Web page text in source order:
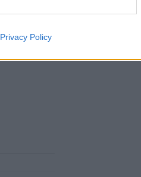
Privacy Policy